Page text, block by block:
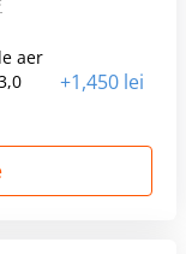
aer
+1,450 lei